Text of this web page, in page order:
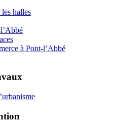
halles
à Pont-l’Abbé